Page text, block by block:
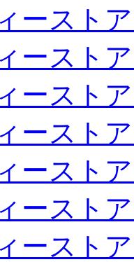
ースト
ースト
ースト
ースト
ースト
ースト
ースト